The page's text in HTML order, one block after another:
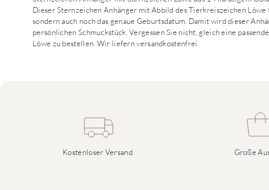
Dieser Sternzeichen Anhänger mit Abbild des Tierkreiszeichen
sondern auch noch das genaue Geburtsdatum. Damit wird dieser
persönlichen Schmuckstück. Vergessen Sie nicht, gleich eine
Löwe zu bestellen. Wir liefern versandkostenfrei.
Kostenloser Versand Große